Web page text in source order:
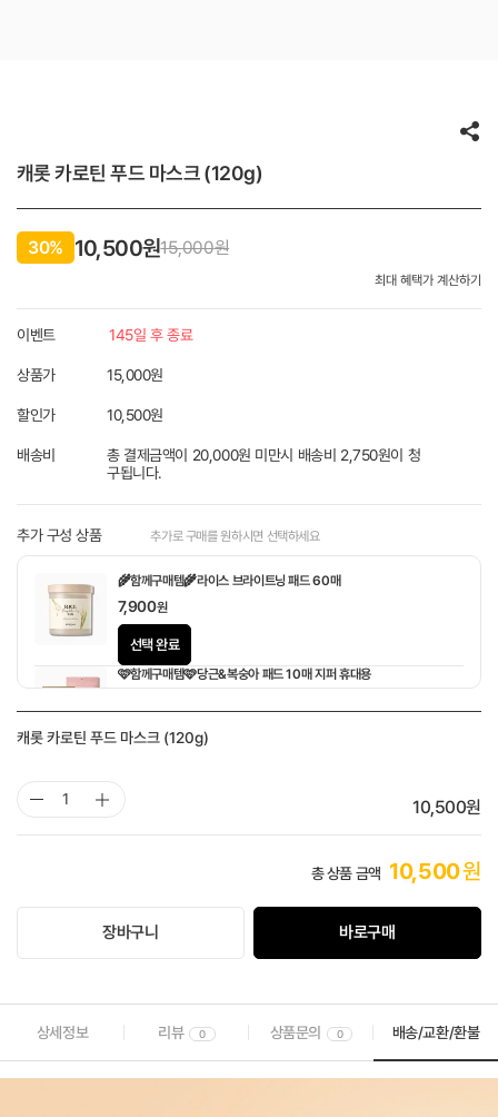
캐롯 카로틴 푸드 마스크 (120g)
최대 혜택가 계산하기
30% 10,500원15,000원
이벤트 145일 후 종료
상품가 15,000원
할인가 10,500원
배송비
총 결제금액이 20,000원 미만시 배송비 2,750원이 청
구됩니다.
추가 구성 상품 추가로 구매를 원하시면 선택하세요
🌾함께구매템🌾라이스 브라이트닝 패드 60매
7,900원
선택 완료
🩷함께구매템🩷당근&복숭아 패드 10매 지퍼 휴대용
캐롯 카로틴 푸드 마스크 (120g)
10,500원
총 상품 금액 10,500원
장바구니 바로구매
상세정보 리뷰 0 상품문의 0 배송/교환/환불